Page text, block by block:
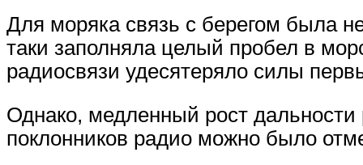
Для моряка связь с берегом была
таки заполняла целый пробел в
радиосвязи удесятеряло силы
Однако, медленный рост дальности
поклонников радио можно было